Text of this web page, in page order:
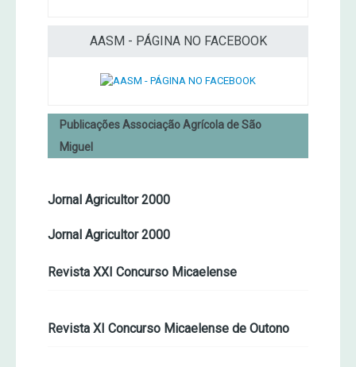
AASM - PÁGINA NO FACEBOOK
Publicações Associação Agrícola de São
Miguel
Jornal Agricultor 2000
Jornal Agricultor 2000
Revista XXI Concurso Micaelense
Revista XI Concurso Micaelense de Outono